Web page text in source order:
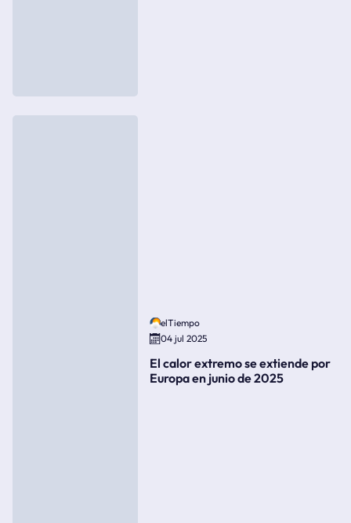
elTiempo
04 jul 2025
El calor extremo se extiende por
Europa en junio de 2025